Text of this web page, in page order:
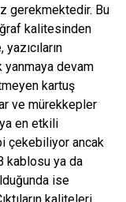
gerekmektedir. Bu
kalitesinden
yanmaya devam
kartuş
ve mürekkepler
en etkili
çekebiliyor ancak
kablosu ya da
ise